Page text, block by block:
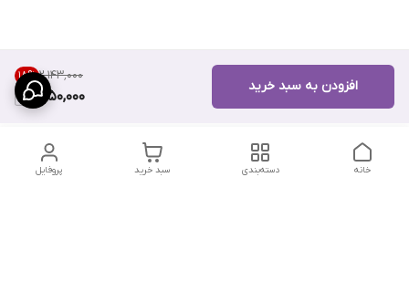
۲٬۱۴۳٬۰۰۰ 18%
1,750,000
افزودن به سبد خرید
پروفایل سبد خرید دسته‌بندی خانه